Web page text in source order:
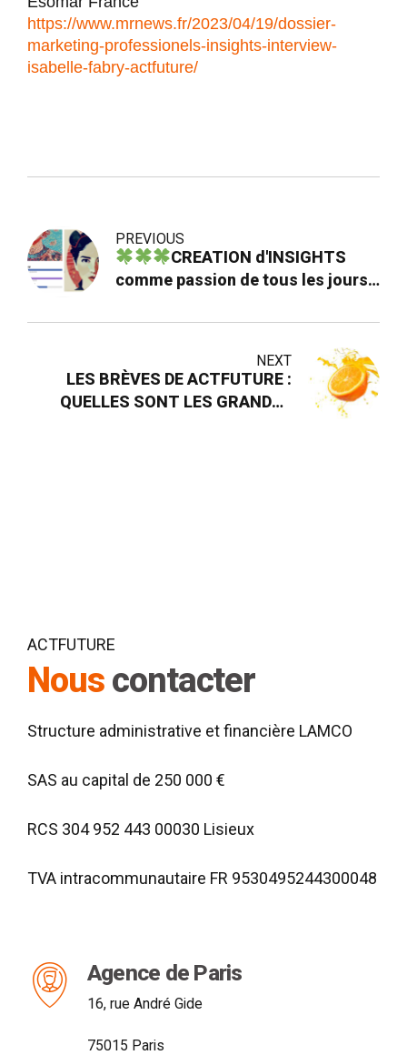
https://www.mrnews.fr/2023/04/19/dossier-
marketing-professionels-insights-interview-
isabelle-fabry-actfuture/
PREVIOUS
CREATION d'INSIGHTS
comme passion de tous les jours :
NEXT
LES BRÈVES DE ACTFUTURE :
QUELLES SONT LES GRANDES
ACTFUTURE
Nous contacter
Structure administrative et financière LAMCO
SAS au capital de 250 000 €
RCS 304 952 443 00030 Lisieux
TVA intracommunautaire FR 9530495244300048
Agence de Paris
16, rue André Gide
75015 Paris